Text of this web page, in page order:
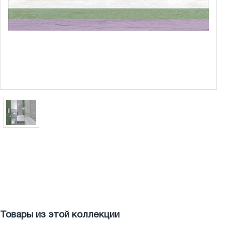
Товары из этой коллекции